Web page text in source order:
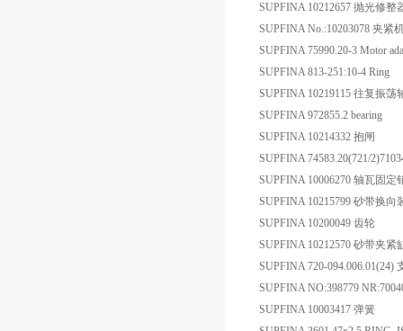
SUPFINA 10212657 抛光修整
SUPFINA No.:10203078 夹紧
SUPFINA 75990.20-3 Motor
SUPFINA 813-251:10-4 Ring
SUPFINA 10219115 往复振荡
SUPFINA 972855.2 bearing
SUPFINA 10214332 抱闸
SUPFINA 74583.20(721/
SUPFINA 10006270 轴瓦固定
SUPFINA 10215799 砂带换向
SUPFINA 10200049 齿轮
SUPFINA 10212570 砂带夹紧
SUPFINA 720-094.006.01(24)
SUPFINA NO:398779
SUPFINA 10003417 弹簧